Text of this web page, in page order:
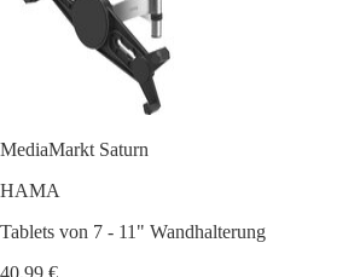
MediaMarkt Saturn
HAMA
Tablets von 7 - 11" Wandhalterung
40,99 €